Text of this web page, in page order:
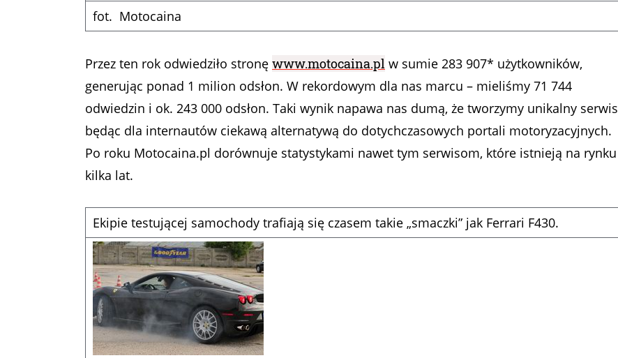
fot. Motocaina
Przez ten rok odwiedziło stronę www.motocaina.pl w sumie 283 907* użytkowników,
generując ponad 1 milion odsłon. W rekordowym dla nas marcu – mieliśmy 71 744
odwiedzin i ok. 243 000 odsłon. Taki wynik napawa nas dumą, że tworzymy unikalny serwis
będąc dla internautów ciekawą alternatywą do dotychczasowych portali motoryzacyjnych.
Po roku Motocaina.pl dorównuje statystykami nawet tym serwisom, które istnieją na rynku
kilka lat.
Ekipie testującej samochody trafiają się czasem takie „smaczki” jak Ferrari F430.